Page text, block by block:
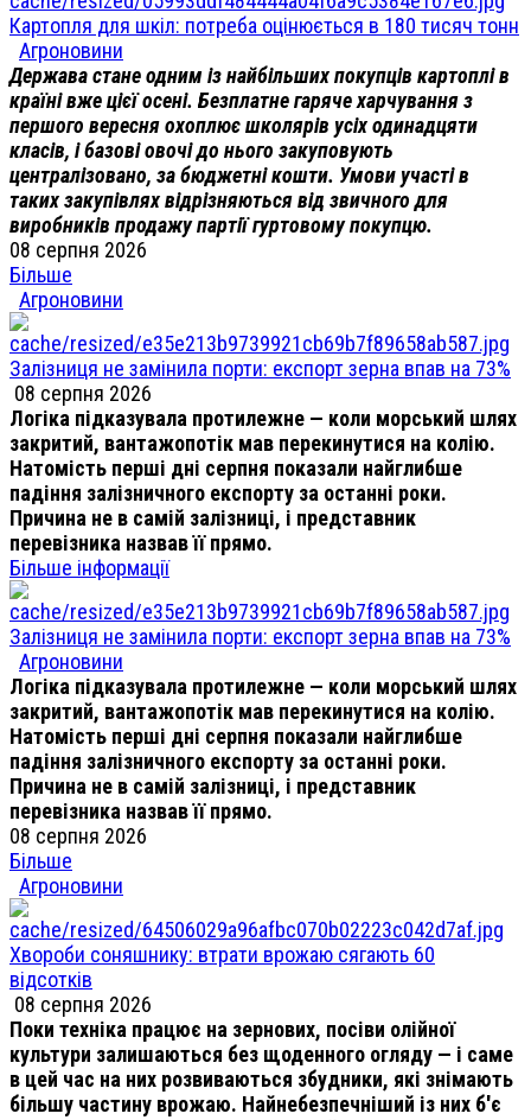
Картопля для шкіл: потреба оцінюється в 180 тисяч тонн
Агроновини
Держава стане одним із найбільших покупців картоплі в
країні вже цієї осені. Безплатне гаряче харчування з
першого вересня охоплює школярів усіх одинадцяти
класів, і базові овочі до нього закуповують
централізовано, за бюджетні кошти. Умови участі в
таких закупівлях відрізняються від звичного для
виробників продажу партії гуртовому покупцю.
08 серпня 2026
Більше
Агроновини
Залізниця не замінила порти: експорт зерна впав на 73%
08 серпня 2026
Логіка підказувала протилежне — коли морський шлях
закритий, вантажопотік мав перекинутися на колію.
Натомість перші дні серпня показали найглибше
падіння залізничного експорту за останні роки.
Причина не в самій залізниці, і представник
перевізника назвав її прямо.
Більше інформації
Залізниця не замінила порти: експорт зерна впав на 73%
Агроновини
Логіка підказувала протилежне — коли морський шлях
закритий, вантажопотік мав перекинутися на колію.
Натомість перші дні серпня показали найглибше
падіння залізничного експорту за останні роки.
Причина не в самій залізниці, і представник
перевізника назвав її прямо.
08 серпня 2026
Більше
Агроновини
Хвороби соняшнику: втрати врожаю сягають 60
відсотків
08 серпня 2026
Поки техніка працює на зернових, посіви олійної
культури залишаються без щоденного огляду — і саме
в цей час на них розвиваються збудники, які знімають
більшу частину врожаю. Найнебезпечніший із них б'є